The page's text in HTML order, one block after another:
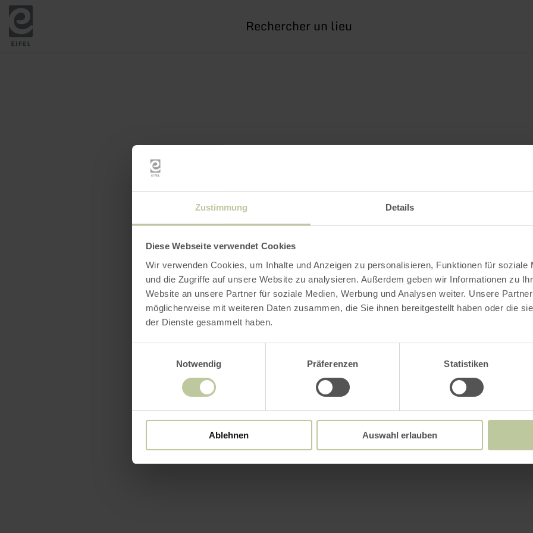
Zustimmung Details
Diese Webseite verwendet Cookies
Wir verwenden Cookies, um Inhalte und Anzeigen zu personalisieren, Funktionen für soziale
und die Zugriffe auf unsere Website zu analysieren. Außerdem geben wir Informationen zu
Website an unsere Partner für soziale Medien, Werbung und Analysen weiter. Unsere
möglicherweise mit weiteren Daten zusammen, die Sie ihnen bereitgestellt haben oder die
der Dienste gesammelt haben.
Notwendig
Präferenzen Statistiken
Ablehnen Auswahl erlauben
recherche